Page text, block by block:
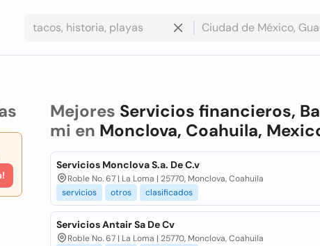
Mejores Servicios financieros,
mi en Monclova, Coahuila,
Servicios Monclova S.a. De C.v
Roble No. 67 | La Loma | 25770, Monclova, Coahuila
servicios
otros clasificados
Servicios Antair Sa De Cv
Roble No. 67 | La Loma | 25770, Monclova, Coahuila